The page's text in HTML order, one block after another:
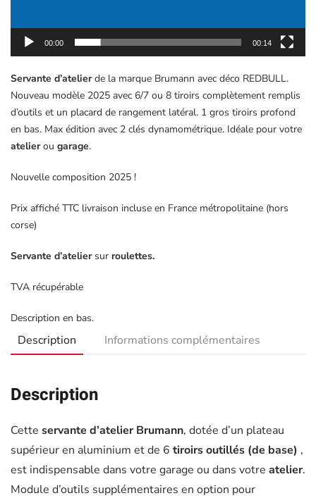
00:00 00:14
Servante d’atelierde la marque Brumann avec déco REDBULL.
Nouveau modèle 2025 avec 6/7 ou 8 tiroirs complètement remplis
d’outils et un placard de rangement latéral. 1 gros tiroirs profond
en bas. Max édition avec 2 clés dynamométrique. Idéale pour votre
atelierou garage.
Nouvelle composition 2025 !
Prix affiché TTC livraison incluse en France métropolitaine (hors
corse)
Servante d’atelier sur roulettes.
TVA récupérable
Description en bas.
Description Informations complémentaires
Description
Cette servante d’atelier Brumann, dotée d’un plateau
supérieur en aluminium et de 6 tiroirs outillés (de base) ,
est indispensable dans votre garage ou dans votre atelier.
Module d’outils supplémentaires en option pour